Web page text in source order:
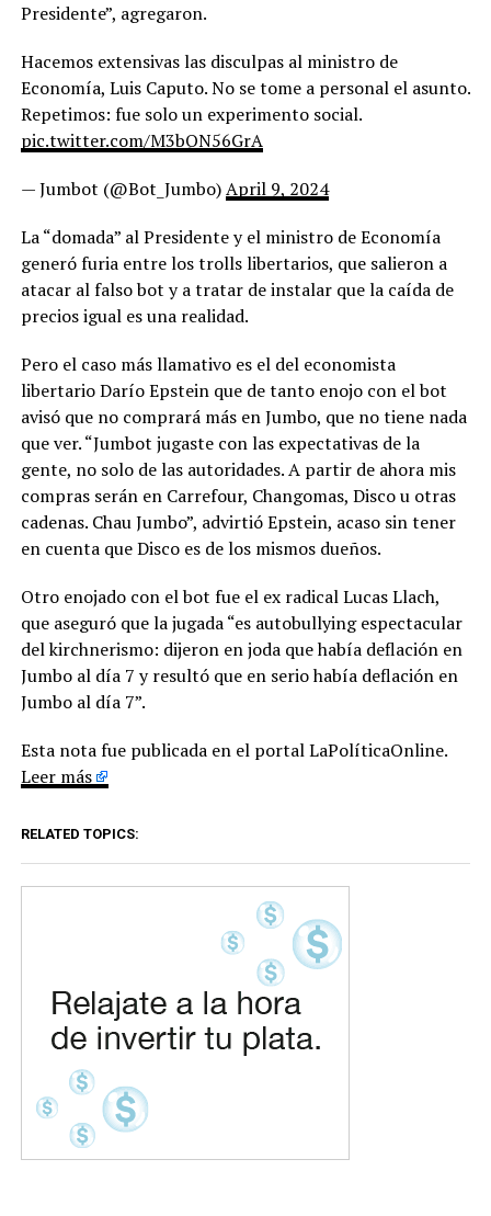
Presidente”, agregaron.
Hacemos extensivas las disculpas al ministro de
Economía, Luis Caputo. No se tome a personal el asunto.
Repetimos: fue solo un experimento social.
pic.twitter.com/M3bQN56GrA
— Jumbot (@Bot_Jumbo)April 9, 2024
La “domada” al Presidente y el ministro de Economía
generó furia entre los trolls libertarios, que salieron a
atacar al falso bot y a tratar de instalar que la caída de
precios igual es una realidad.
Pero el caso más llamativo es el del economista
libertario Darío Epstein que de tanto enojo con el bot
avisó que no comprará más en Jumbo, que no tiene nada
que ver. “Jumbot jugaste con las expectativas de la
gente, no solo de las autoridades. A partir de ahora mis
compras serán en Carrefour, Changomas, Disco u otras
cadenas. Chau Jumbo”, advirtió Epstein, acaso sin tener
en cuenta que Disco es de los mismos dueños.
Otro enojado con el bot fue el ex radical Lucas Llach,
que aseguró que la jugada “es autobullying espectacular
del kirchnerismo: dijeron en joda que había deflación en
Jumbo al día 7 y resultó que en serio había deflación en
Jumbo al día 7”.
Esta nota fue publicada en el portal LaPolíticaOnline.
Leer más
RELATED TOPICS: